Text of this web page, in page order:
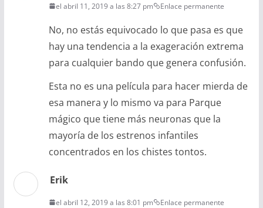
el abril 11, 2019 a las 8:27 pm Enlace permanente
No, no estás equivocado lo que pasa es que
hay una tendencia a la exageración extrema
para cualquier bando que genera confusión.
Esta no es una película para hacer mierda de
esa manera y lo mismo va para Parque
mágico que tiene más neuronas que la
mayoría de los estrenos infantiles
concentrados en los chistes tontos.
Erik
el abril 12, 2019 a las 8:01 pm Enlace permanente